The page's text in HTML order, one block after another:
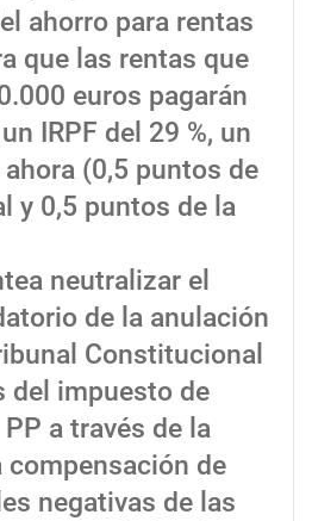
ahorro para rentas
que las rentas que
euros pagarán
IRPF del 29 %, un
(0,5 puntos de
y 0,5 puntos de la
neutralizar el
de la anulación
Constitucional
del impuesto de
a través de la
compensación de
negativas de las